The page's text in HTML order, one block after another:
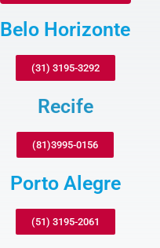
Belo Horizonte
(31) 3195-3292
Recife
(81)3995-0156
Porto Alegre
(51) 3195-2061